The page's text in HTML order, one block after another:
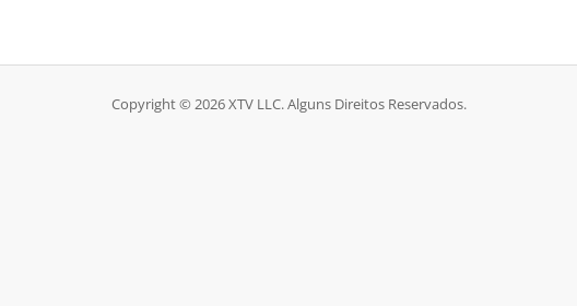
Copyright © 2026 XTV LLC. Alguns Direitos Reservados.